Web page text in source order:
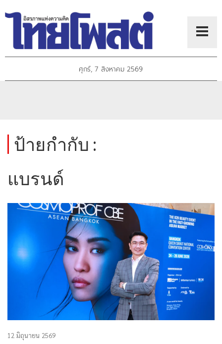
ศุกร์, 7 สิงหาคม 2569
ป้ายกำกับ :
แบรนด์
12 มิถุนายน 2569